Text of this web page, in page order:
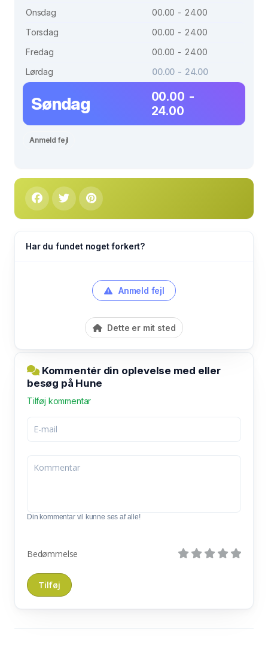
Onsdag
00.00 - 24.00
Torsdag
00.00 - 24.00
Fredag
00.00 - 24.00
Lørdag
00.00 - 24.00
Søndag
00.00 -
24.00
Anmeld fejl
Har du fundet noget forkert?
Anmeld fejl
Dette er mit sted
Kommentér din oplevelse med eller
besøg på Hune
Tilføj kommentar
Din kommentar vil kunne ses af alle!
Bedømmelse